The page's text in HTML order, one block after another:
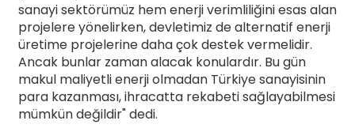
sanayi sektörümüz hem enerji verimliliğini esas alan
projelere yönelirken, devletimiz de alternatif enerji
üretime projelerine daha çok destek vermelidir.
Ancak bunlar zaman alacak konulardır. Bu gün
makul maliyetli enerji olmadan Türkiye sanayisinin
para kazanması, ihracatta rekabeti sağlayabilmesi
mümkün değildir" dedi.